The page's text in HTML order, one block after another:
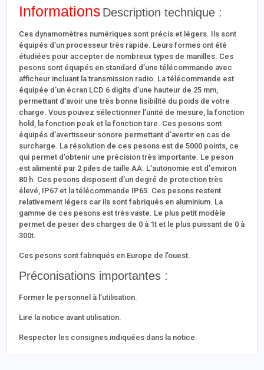
Informations Description technique :
Ces dynamomètres numériques sont précis et légers. Ils sont
équipés d’un processeur très rapide. Leurs formes ont été
étudiées pour accepter de nombreux types de manilles. Ces
pesons sont équipés en standard d’une télécommande avec
afficheur incluant la transmission radio. La télécommande est
équipée d’un écran LCD 6 digits d’une hauteur de 25 mm,
permettant d’avoir une très bonne lisibilité du poids de votre
charge. Vous pouvez sélectionner l’unité de mesure, la fonction
hold, la fonction peak et la fonction tare. Ces pesons sont
équipés d’avertisseur sonore permettant d’avertir en cas de
surcharge. La résolution de ces pesons est de 5000 points, ce
qui permet d’obtenir une précision très importante. Le peson
est alimenté par 2 piles de taille AA. L’autonomie est d’environ
80 h. Ces pesons disposent d’un degré de protection très
élevé, IP67 et la télécommande IP65. Ces pesons restent
relativement légers car ils sont fabriqués en aluminium. La
gamme de ces pesons est très vaste. Le plus petit modèle
permet de peser des charges de 0 à 1t et le plus puissant de 0 à
300t.
Ces pesons sont fabriqués en Europe de l’ouest.
Préconisations importantes :
Former le personnel à l’utilisation.
Lire la notice avant utilisation.
Respecter les consignes indiquées dans la notice.